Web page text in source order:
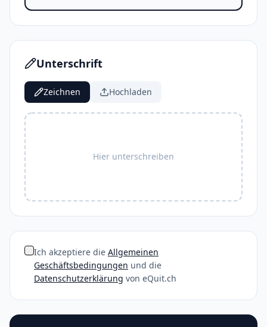
Unterschrift
Zeichnen Hochladen
Hier unterschreiben
Ich akzeptiere die Allgemeinen
Geschäftsbedingungen und die
Datenschutzerklärung von eQuit.ch